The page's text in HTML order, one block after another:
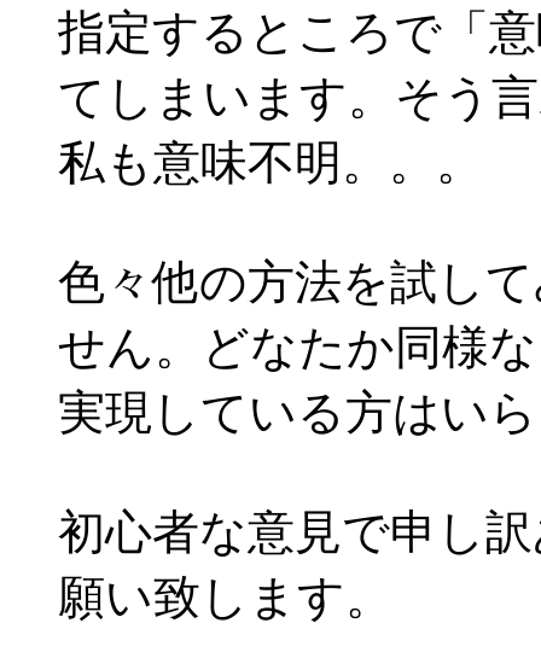
指定するところで「
てしまいます。そう
私も意味不明。。。
色々他の方法を試し
せん。どなたか同様
実現している方はい
初心者な意見で申し
願い致します。